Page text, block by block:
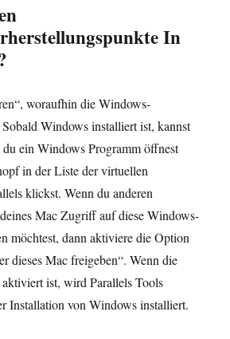
In
woraufhin die Windows-
Windows installiert ist, kannst
du ein Windows Programm öffnest
in der Liste der virtuellen
klickst. Wenn du anderen
Mac Zugriff auf diese Windows-
möchtest, dann aktiviere die Option
dieses Mac freigeben“. Wenn die
ist, wird Parallels Tools
Installation von Windows installiert.